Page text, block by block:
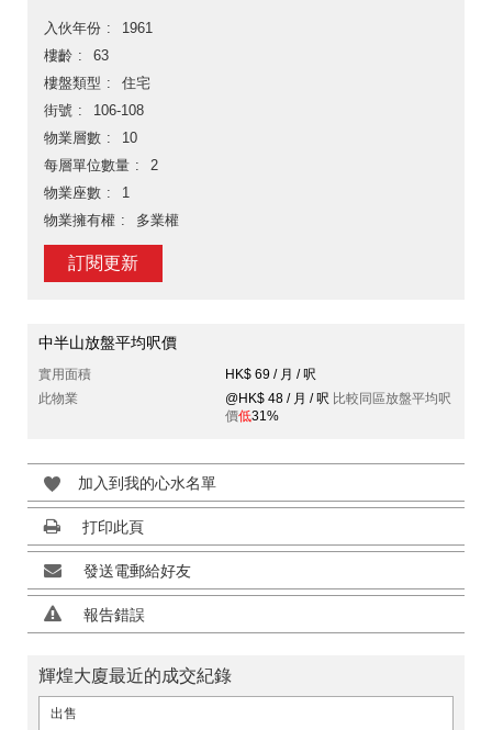
入伙年份
1961
樓齡
63
樓盤類型
住宅
街號
106-108
物業層數
10
每層單位數量
2
物業座數
1
物業擁有權
多業權
訂閱更新
中半山放盤平均呎價
實用面積
HK$ 69 / 月 / 呎
此物業
@HK$ 48 / 月 / 呎 比較同區放盤平均呎
價低31%
加入到我的心水名單
打印此頁
發送電郵給好友
報告錯誤
輝煌大廈最近的成交紀錄
出售